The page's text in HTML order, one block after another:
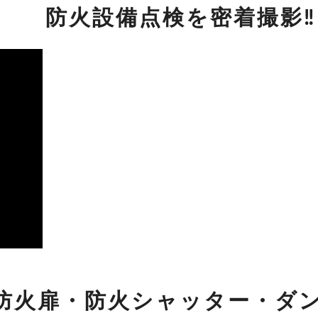
防火設備点検を密着撮影‼
火扉・防火シャッター・ダ